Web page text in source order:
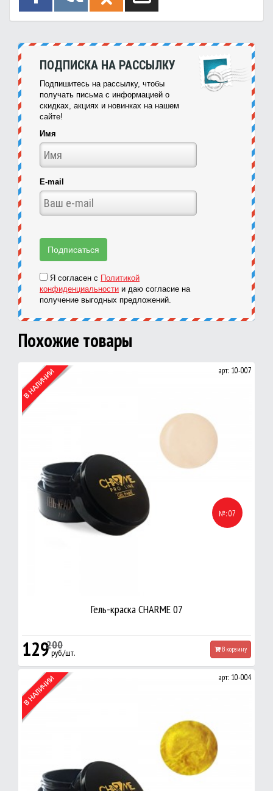
ПОДПИСКА НА РАССЫЛКУ
Подпишитесь на рассылку, чтобы
получать письма с информацией о
скидках, акциях и новинках на нашем
сайте!
Имя
E-mail
Я согласен с Политикой
конфиденциальности и даю согласие на
получение выгодных предложений.
Похожие товары
арт: 10-007
№: 07
200
Гель-краска CHARME 07
129руб./шт. В корзину
арт: 10-004